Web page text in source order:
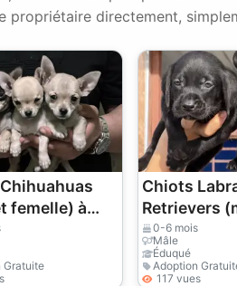
propriétaire directement,
femelle) à
Gratuite
Chiots
Retrievers
femelle) à
0-6 mois
Mâle
Éduqué
Adoption
117 vues